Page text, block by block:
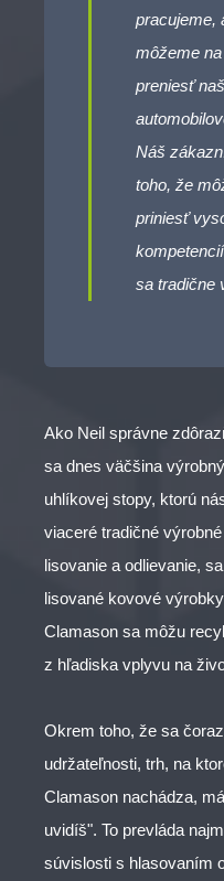
pracujeme,
môžeme
preniesť
Náš
toho, že
priniesť
sa tradične
Ako Neil správne
sa dnes väčšina
uhlíkovej stopy, ktorú
viaceré tradičné
lisovanie a odlievanie,
lisované kovové
Clamason sa môžu
z hľadiska vplyvu na
Okrem toho, že sa
udržateľnosti, trh, na
Clamason nachádza,
uvidíš". To prevláda
súvislosti s hlasovaním